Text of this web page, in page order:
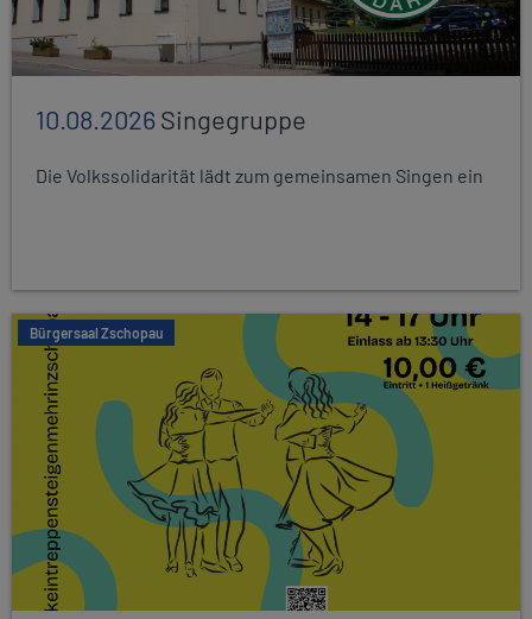
10.08.2026Singegruppe
Die Volkssolidarität lädt zum gemeinsamen Singen ein
Bürgersaal Zschopau